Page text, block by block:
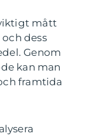
mått
dess
Genom
kan man
framtida